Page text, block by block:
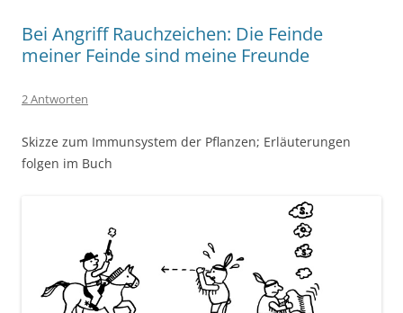
Bei Angriff Rauchzeichen: Die Feinde
meiner Feinde sind meine Freunde
2 Antworten
Skizze zum Immunsystem der Pflanzen; Erläuterungen
folgen im Buch